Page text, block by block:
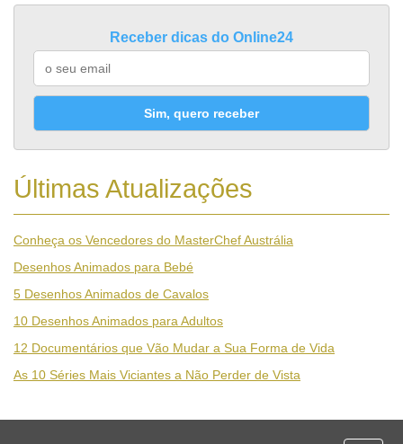
Receber dicas do Online24
Sim, quero receber
Últimas Atualizações
Conheça os Vencedores do MasterChef Austrália
Desenhos Animados para Bebé
5 Desenhos Animados de Cavalos
10 Desenhos Animados para Adultos
12 Documentários que Vão Mudar a Sua Forma de Vida
As 10 Séries Mais Viciantes a Não Perder de Vista